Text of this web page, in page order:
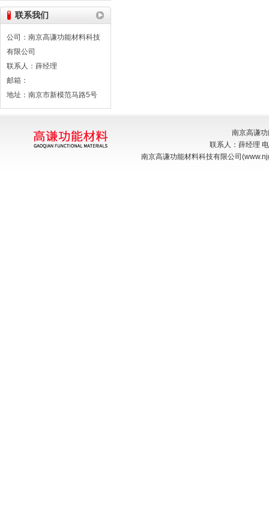
联系我们
公司：南京高谦功能材料科技
有限公司
联系人：薛经理
邮箱：
地址：南京市新模范马路5号
南京高谦
联系人：薛经理
南京高谦功能材料科技有限公司